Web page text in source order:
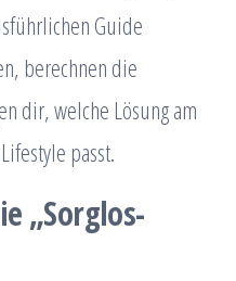
Guide
berechnen die
dir, welche Lösung am
passt.
„Sorglos-